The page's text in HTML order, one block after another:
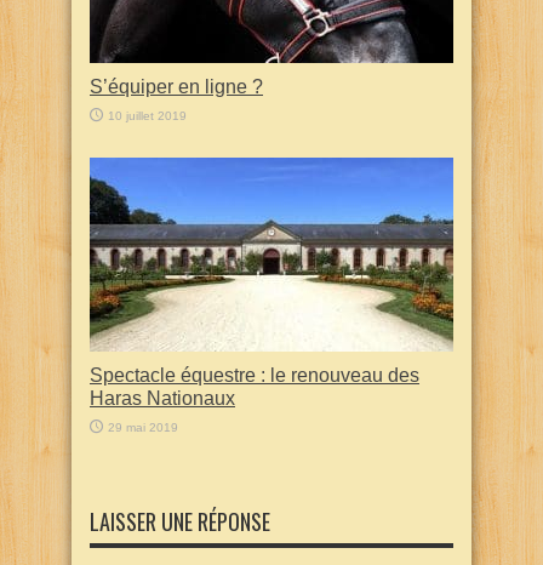
S’équiper en ligne ?
10 juillet 2019
Spectacle équestre : le renouveau des
Haras Nationaux
29 mai 2019
LAISSER UNE RÉPONSE